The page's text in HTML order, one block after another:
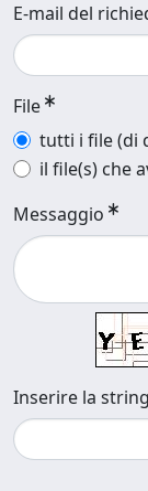
E-mail del
File
tutti i file (di
il file(s) che
Messaggio
Inserire la